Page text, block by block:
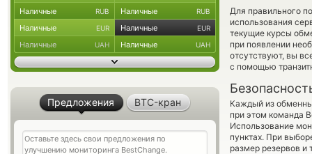
Для правильного
использования
текущие курсы
при появлении
отсутствуют, вы
с помощью
Каждый из
при этом команда
Использование
пунктах. При
размер резервов и
Наличные RUB Наличные RUB
Наличные EUR Наличные EUR
Наличные UAH Наличные UAH
Предложения BTC-кран